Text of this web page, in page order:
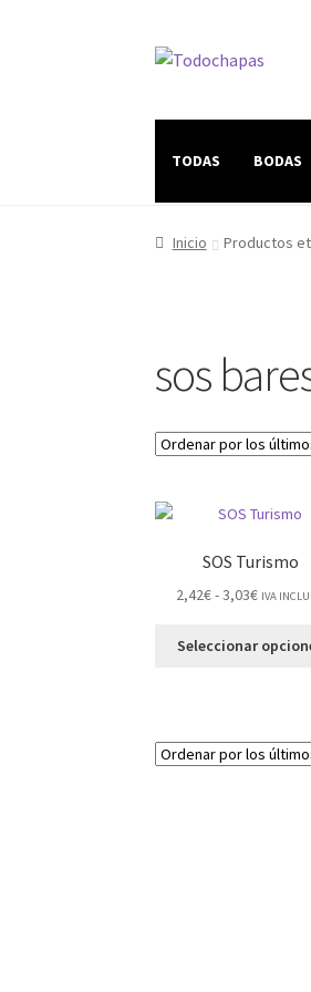
TODAS BODAS
Inicio Productos
sos
SOS Turismo
2,42€-3,03€ IVA
Seleccionar